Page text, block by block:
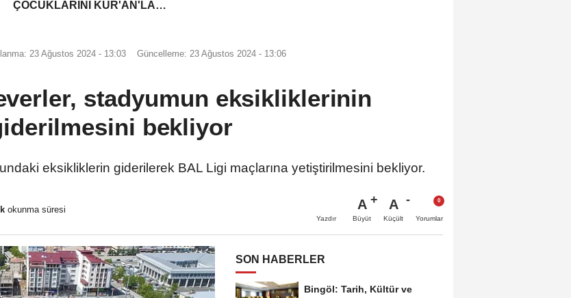
ÇOCUKLARINI KUR'AN'LA
23 Ağustos 2024 - 13:03 Güncelleme: 23 Ağustos 2024 - 13:06
stadyumun eksikliklerinin
bekliyor
eksikliklerin giderilerek BAL Ligi maçlarına yetiştirilmesini bekliyor.
okunma süresi
Yazdır
A
Büyüt
A
Küçült Yorumlar
SON HABERLER
Bingöl: Tarih, Kültür ve